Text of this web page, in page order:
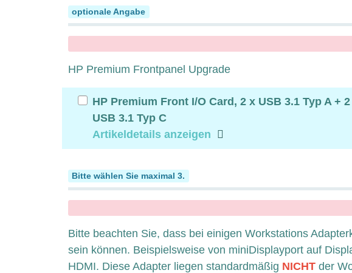
HP Frontpanel
optionale Angabe
x
HP Premium Frontpanel Upgrade
HP Premium Front I/O Card, 2 x USB 3.1 Typ A +
USB 3.1 Typ C
Artikeldetails anzeigen
Display Adapter
Bitte wählen Sie maximal 3.
x
Bitte beachten Sie, dass bei einigen Workstations
sein können. Beispielsweise von miniDisplayport auf
HDMI. Diese Adapter liegen standardmäßig NICHT der